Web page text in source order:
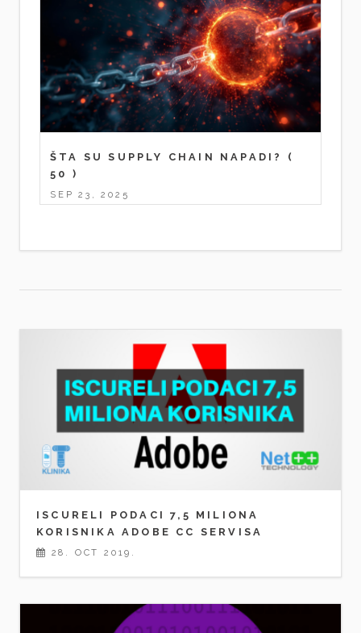
ŠTA SU SUPPLY CHAIN NAPADI?
(
50 )
SEP 23, 2025
ISCURELI PODACI 7,5 MILIONA
KORISNIKA ADOBE CC SERVISA
28. OCT 2019.